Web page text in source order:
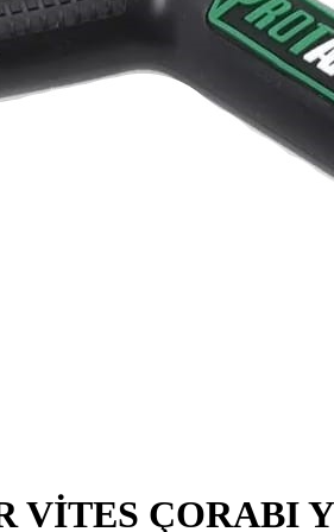
VİTES ÇORABI